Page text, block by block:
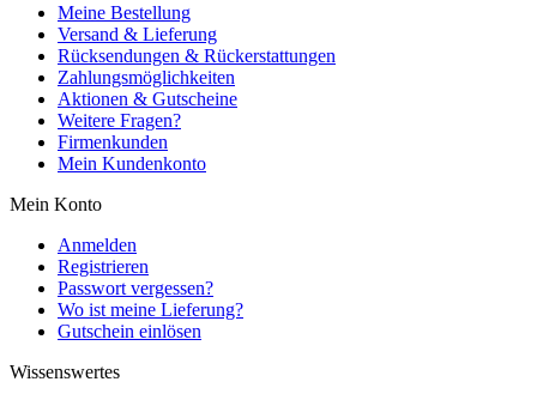
Meine Bestellung
Versand & Lieferung
Rücksendungen & Rückerstattungen
Zahlungsmöglichkeiten
Aktionen & Gutscheine
Weitere Fragen?
Firmenkunden
Mein Kundenkonto
Mein Konto
Anmelden
Registrieren
Passwort vergessen?
Wo ist meine Lieferung?
Gutschein einlösen
Wissenswertes